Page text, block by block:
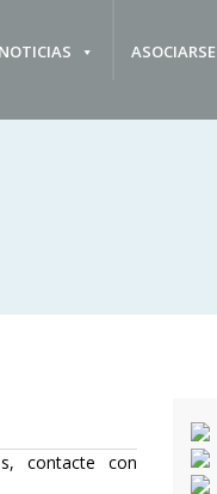
NOTICIAS ASOCIARSE
contacte con